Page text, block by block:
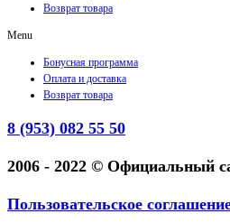
Возврат товара
Menu
Бонусная программа
Оплата и доставка
Возврат товара
8 (953) 082 55 50
2006 - 2022 © Официальный
Пользовательское